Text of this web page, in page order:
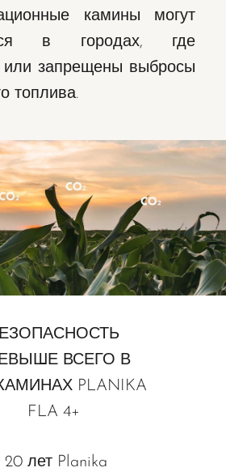
камины могут
в городах, где
или запрещены выбросы
топлива.
ВСЕГО В
PLANIKA
FLA 4+
лет Planika